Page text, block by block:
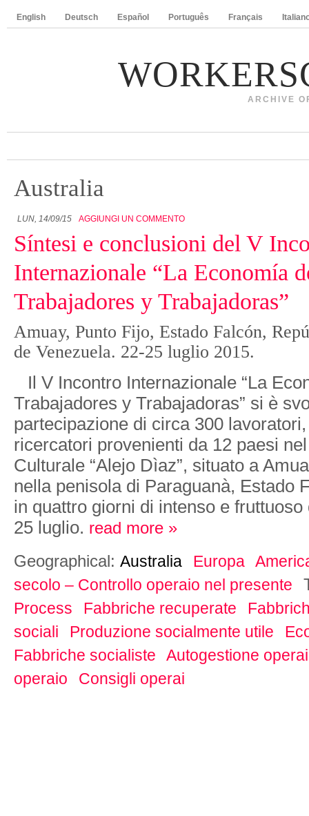
English Deutsch Español Português Français
ARCHIVE
Australia
LUN, 14/09/15 AGGIUNGI UN COMMENTO
Síntesi e conclusioni del V
Internazionale “La Economía
Trabajadores y Trabajadoras”
Amuay, Punto Fijo, Estado Falcón,
de Venezuela. 22-25 luglio 2015.
Il V Incontro Internazionale “La
Trabajadores y Trabajadoras” si è
partecipazione di circa 300
ricercatori provenienti da 12 paesi
Culturale “Alejo Dìaz”, situato a
nella penisola di Paraguanà, Estado
in quattro giorni di intenso e
25 luglio. read more »
Geographical: Australia Europa
secolo – Controllo operaio nel presente
Process Fabbriche recuperate
sociali
Produzione socialmente utile
Fabbriche socialiste
Autogestione
operaio
Consigli operai